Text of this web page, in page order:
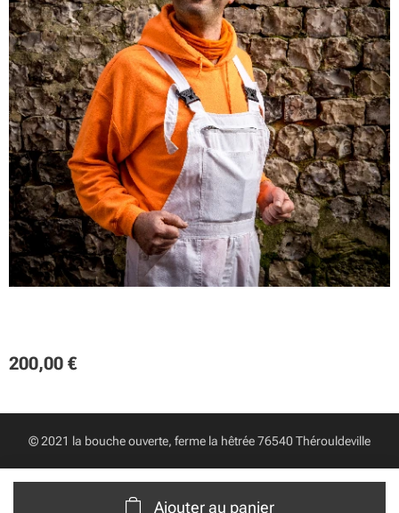
200,00 €
Ajouter au panier
© 2021 la bouche ouverte, ferme la hêtrée 76540 Thérouldeville